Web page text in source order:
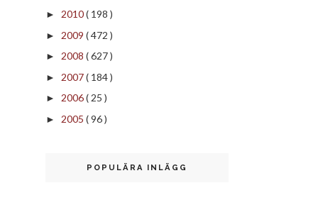
► 2010( 198 )
► 2009 ( 472 )
► 2008 ( 627 )
► 2007( 184 )
► 2006( 25 )
► 2005 ( 96 )
POPULÄRA INLÄGG